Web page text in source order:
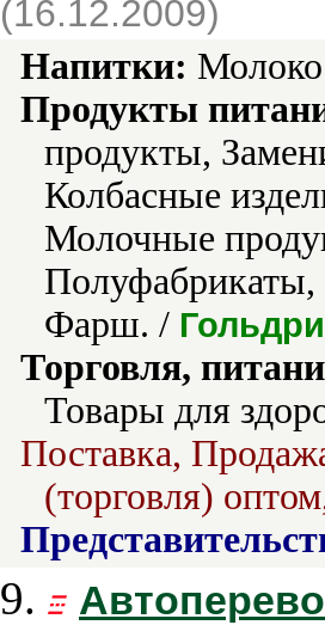
(16.12.2009)
Напитки:
Продукты
продукты,
Колбасные
Молочные
Фарш. /
Торговля,
Товары для
Поставка,
(торговля)
9.